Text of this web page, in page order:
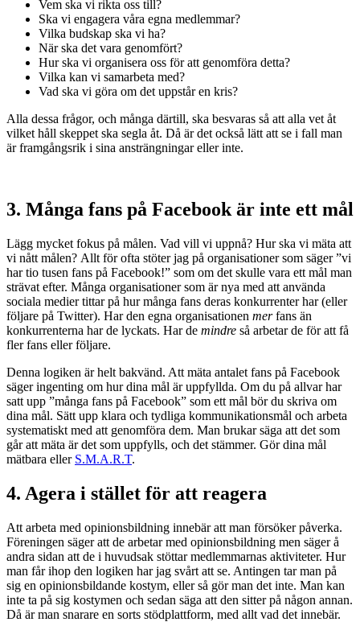
Vem ska vi rikta oss till?
Ska vi engagera våra egna medlemmar?
Vilka budskap ska vi ha?
När ska det vara genomfört?
Hur ska vi organisera oss för att genomföra detta?
Vilka kan vi samarbeta med?
Vad ska vi göra om det uppstår en kris?
Alla dessa frågor, och många därtill, ska besvaras så att alla vet åt
vilket håll skeppet ska segla åt. Då är det också lätt att se i fall man
är framgångsrik i sina ansträngningar eller inte.
3. Många fans på Facebook är inte ett mål
Lägg mycket fokus på målen. Vad vill vi uppnå? Hur ska vi mäta att
vi nått målen? Allt för ofta stöter jag på organisationer som säger ”vi
har tio tusen fans på Facebook!” som om det skulle vara ett mål man
strävat efter. Många organisationer som är nya med att använda
sociala medier tittar på hur många fans deras konkurrenter har (eller
följare på Twitter). Har den egna organisationen merfans än
konkurrenterna har de lyckats. Har de mindre så arbetar de för att få
fler fans eller följare.
Denna logiken är helt bakvänd. Att mäta antalet fans på Facebook
säger ingenting om hur dina mål är uppfyllda. Om du på allvar har
satt upp ”många fans på Facebook” som ett mål bör du skriva om
dina mål. Sätt upp klara och tydliga kommunikationsmål och arbeta
systematiskt med att genomföra dem. Man brukar säga att det som
går att mäta är det som uppfylls, och det stämmer. Gör dina mål
mätbara eller S.M.A.R.T.
4. Agera i stället för att reagera
Att arbeta med opinionsbildning innebär att man försöker påverka.
Föreningen säger att de arbetar med opinionsbildning men säger å
andra sidan att de i huvudsak stöttar medlemmarnas aktiviteter. Hur
man får ihop den logiken har jag svårt att se. Antingen tar man på
sig en opinionsbildande kostym, eller så gör man det inte. Man kan
inte ta på sig kostymen och sedan säga att den sitter på någon annan.
Då är man snarare en sorts stödplattform, med allt vad det innebär.